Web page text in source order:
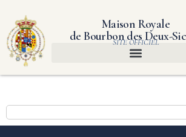
Maison Royale
de Bourbon des Deux-
SITE OFFICIEL